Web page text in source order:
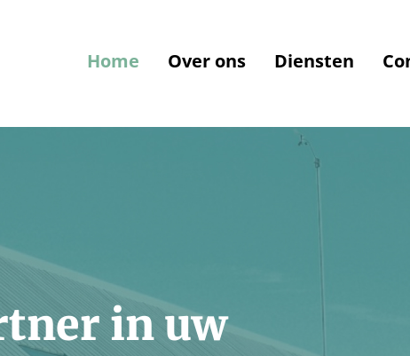
Home Over ons Diensten
in uw